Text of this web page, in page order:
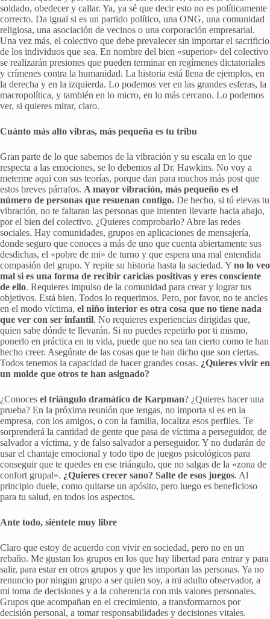
soldado, obedecer y callar. Ya, ya sé que decir esto no es políticamente
correcto. Da igual si es un partido político, una ONG, una comunidad
religiosa, una asociación de vecinos o una corporación empresarial.
Una vez más, el colectivo que debe prevalecer sin importar el sacrificio
de los individuos que sea. En nombre del bien «superior» del colectivo
se realizarán presiones que pueden terminar en regímenes dictatoriales
y crímenes contra la humanidad. La historia está llena de ejemplos, en
la derecha y en la izquierda. Lo podemos ver en las grandes esferas, la
macropolítica, y también en lo micro, en lo más cercano. Lo podemos
ver, si quieres mirar, claro.
Cuánto más alto vibras, más pequeña es tu tribu
Gran parte de lo que sabemos de la vibración y su escala en lo que
respecta a las emociones, se lo debemos al Dr. Hawkins. No voy a
meterme aqui con sus teorías, porque dan para muchos más post que
estos breves párrafos. A mayor vibración, más pequeño es el
número de personas que resuenan contigo. De hecho, si tú elevas tu
vibración, no te faltaran las personas que intenten llevarte hacia abajo,
por el bien del colectivo. ¿Quieres comprobarlo? Abre las redes
sociales. Hay comunidades, grupos en aplicaciones de mensajería,
donde seguro que conoces a más de uno que cuenta abiertamente sus
desdichas, el «pobre de mi» de turno y que espera una mal entendida
compasión del grupo. Y repite su historia hasta la saciedad. Y no lo veo
mal si es una forma de recibir caricias positivas y eres consciente
de ello. Requieres impulso de la comunidad para crear y lograr tus
objetivos. Está bien. Todos lo requerimos. Pero, por favor, no te ancles
en el modo víctima, el niño interior es otra cosa que no tiene nada
que ver con ser infantil. No requieres experiencias dirigidas que,
quien sabe dónde te llevarán. Si no puedes repetirlo por ti mismo,
ponerlo en práctica en tu vida, puede que no sea tan cierto como te han
hecho creer. Asegúrate de las cosas que te han dicho que son ciertas.
Todos tenemos la capacidad de hacer grandes cosas. ¿Quieres vivir en
un molde que otros te han asignado?
¿Conoces el triángulo dramático de Karpman? ¿Quieres hacer una
prueba? En la próxima reunión que tengas, no importa si es en la
empresa, con los amigos, o con la familia, localiza esos perfiles. Te
sorprenderá la cantidad de gente que pasa de víctima a perseguidor, de
salvador a víctima, y de falso salvador a perseguidor. Y no dudarán de
usar el chantaje emocional y todo tipo de juegos psicológicos para
conseguir que te quedes en ese triángulo, que no salgas de la «zona de
confort grupal». ¿Quieres crecer sano? Salte de esos juegos. Al
principio duele, como quitarse un apósito, pero luego es beneficioso
para tu salud, en todos los aspectos.
Ante todo, siéntete muy libre
Claro que estoy de acuerdo con vivir en sociedad, pero no en un
rebaño. Me gustan los grupos en los que hay libertad para entrar y para
salir, para estar en otros grupos y que les importan las personas. Ya no
renuncio por ningun grupo a ser quien soy, a mi adulto observador, a
mi toma de decisiones y a la coherencia con mis valores personales.
Grupos que acompañan en el crecimiento, a transformarnos por
decisión personal, a tomar responsabilidades y decisiones vitales.